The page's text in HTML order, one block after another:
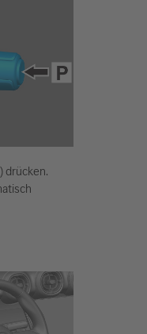
drücken.